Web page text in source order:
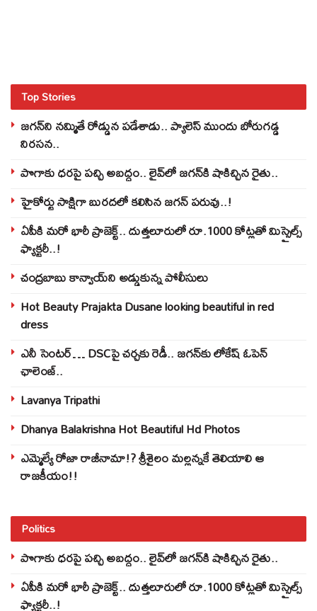
Top Stories
జగన్‌ని నమ్మితే రోడ్డున పడేశాడు.. ప్యాలెస్‌ ముందు బోరుగడ్డ
నిరసన..
పొగాకు ధరపై పచ్చి అబద్దం.. లైవ్‌లో జగన్‌కి షాకిచ్చిన రైతు..
హైకోర్టు సాక్షిగా బురదలో కలిసిన జగన్ పరువు..!
ఏపీకి మరో భారీ ప్రాజెక్ట్.. దుత్తలూరులో రూ.1000 కోట్లతో మిస్సైల్స్
ఫ్యాక్టరీ..!
చంద్రబాబు కాన్వాయ్‌ని అడ్డుకున్న పోలీసులు
Hot Beauty Prajakta Dusane looking beautiful in red
dress
ఎనీ సెంటర్‌… DSCపై చర్చకు రెడీ.. జగన్‌కు లోకేష్‌ ఓపెన్
ఛాలెంజ్..
Lavanya Tripathi
Dhanya Balakrishna Hot Beautiful Hd Photos
ఎమ్మెల్యే రోజా రాజీనామా!? శ్రీశైలం మల్లన్నకే తెలియాలి ఆ
రాజకీయం!!
Politics
పొగాకు ధరపై పచ్చి అబద్దం.. లైవ్‌లో జగన్‌కి షాకిచ్చిన రైతు..
ఏపీకి మరో భారీ ప్రాజెక్ట్.. దుత్తలూరులో రూ.1000 కోట్లతో మిస్సైల్స్
ఫ్యాక్టరీ..!